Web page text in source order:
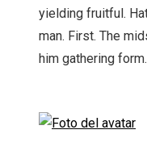
yielding fruitful.
man. First. The
him gathering form.